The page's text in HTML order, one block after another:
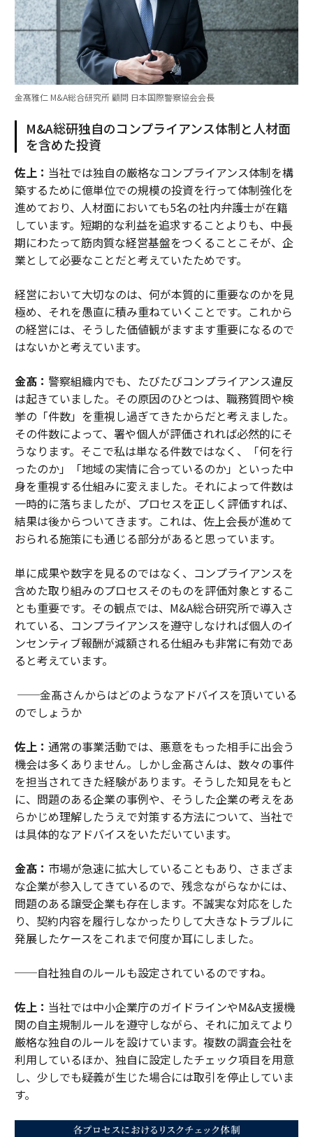
金髙雅仁 M&A総合研究所 顧問 日本国際警察協会会長
M&A総研独自のコンプライアンス体制と人材面
を含めた投資
佐上： 当社では独自の厳格なコンプライアンス体制を構
築するために億単位での規模の投資を行って体制強化を
進めており、人材面においても5名の社内弁護士が在籍
しています。短期的な利益を追求することよりも、中長
期にわたって筋肉質な経営基盤をつくることこそが、企
業として必要なことだと考えていたためです。
経営において大切なのは、何が本質的に重要なのかを見
極め、それを愚直に積み重ねていくことです。これから
の経営には、そうした価値観がますます重要になるので
はないかと考えています。
金髙： 警察組織内でも、たびたびコンプライアンス違反
は起きていました。その原因のひとつは、職務質問や検
挙の「件数」を重視し過ぎてきたからだと考えました。
その件数によって、署や個人が評価されれば必然的にそ
うなります。そこで私は単なる件数ではなく、「何を行
ったのか」「地域の実情に合っているのか」といった中
身を重視する仕組みに変えました。それによって件数は
一時的に落ちましたが、プロセスを正しく評価すれば、
結果は後からついてきます。これは、佐上会長が進めて
おられる施策にも通じる部分があると思っています。
単に成果や数字を見るのではなく、コンプライアンスを
含めた取り組みのプロセスそのものを評価対象とするこ
とも重要です。その観点では、M&A総合研究所で導入さ
れている、コンプライアンスを遵守しなければ個人のイ
ンセンティブ報酬が減額される仕組みも非常に有効であ
ると考えています。
──金髙さんからはどのようなアドバイスを頂いている
のでしょうか
佐上： 通常の事業活動では、悪意をもった相手に出会う
機会は多くありません。しかし金髙さんは、数々の事件
を担当されてきた経験があります。そうした知見をもと
に、問題のある企業の事例や、そうした企業の考えをあ
らかじめ理解したうえで対策する方法について、当社で
は具体的なアドバイスをいただいています。
金髙： 市場が急速に拡大していることもあり、さまざま
な企業が参入してきているので、残念ながらなかには、
問題のある譲受企業も存在します。不誠実な対応をした
り、契約内容を履行しなかったりして大きなトラブルに
発展したケースをこれまで何度か耳にしました。
──自社独自のルールも設定されているのですね。
佐上： 当社では中小企業庁のガイドラインやM&A支援機
関の自主規制ルールを遵守しながら、それに加えてより
厳格な独自のルールを設けています。複数の調査会社を
利用しているほか、独自に設定したチェック項目を用意
し、少しでも疑義が生じた場合には取引を停止していま
す。